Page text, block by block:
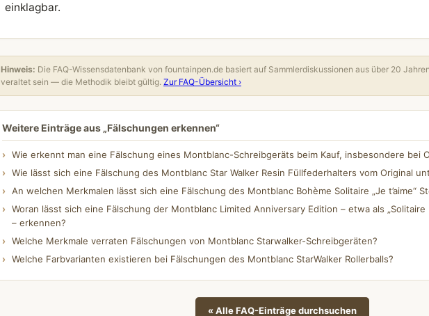
einklagbar.
Hinweis: Die FAQ-Wissensdatenbank von fountainpen.de basiert auf Sammlerdiskussionen aus über 20
veraltet sein — die Methodik bleibt gültig. Zur FAQ-Übersicht ›
Weitere Einträge aus „Fälschungen erkennen“
Wie erkennt man eine Fälschung eines Montblanc-Schreibgeräts beim Kauf, insbesondere bei
Wie lässt sich eine Fälschung des Montblanc Star Walker Resin Füllfederhalters vom Original
An welchen Merkmalen lässt sich eine Fälschung des Montblanc Bohème Solitaire „Je t’aime“
Woran lässt sich eine Fälschung der Montblanc Limited Anniversary Edition – etwa als „Solitaire
– erkennen?
Welche Merkmale verraten Fälschungen von Montblanc Starwalker-Schreibgeräten?
Welche Farbvarianten existieren bei Fälschungen des Montblanc StarWalker Rollerballs?
« Alle FAQ-Einträge durchsuchen